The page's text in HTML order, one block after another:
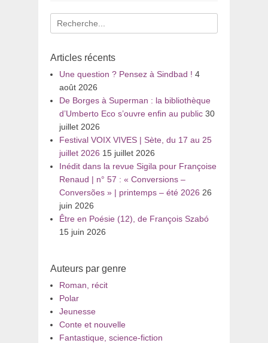
Recherche
pour
Articles récents
Une question ? Pensez à Sindbad ! 4
août 2026
De Borges à Superman : la bibliothèque
d’Umberto Eco s’ouvre enfin au public 30
juillet 2026
Festival VOIX VIVES | Sète, du 17 au 25
juillet 2026 15 juillet 2026
Inédit dans la revue Sigila pour Françoise
Renaud | n° 57 : « Conversions –
Conversões » | printemps – été 2026 26
juin 2026
Être en Poésie (12), de François Szabó
15 juin 2026
Auteurs par genre
Roman, récit
Polar
Jeunesse
Conte et nouvelle
Fantastique, science-fiction